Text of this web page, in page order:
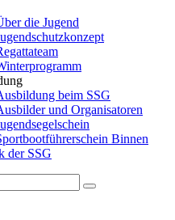
die Jugend
beim SSG
und Organisatoren
Binnen
der SSG